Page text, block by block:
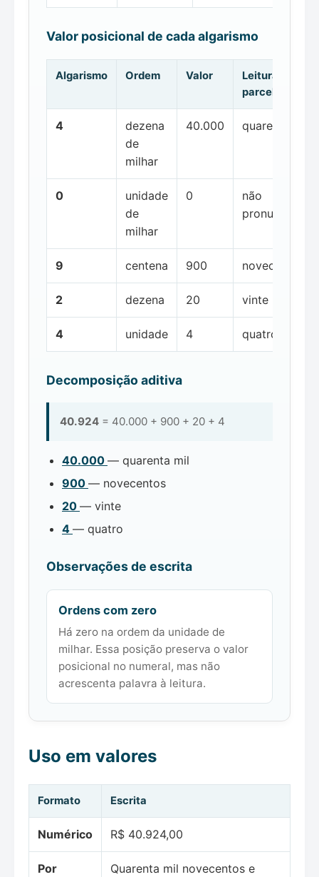
Valor posicional de cada algarismo
Algarismo Ordem Valor
Leitura da
parcela
4
dezena
de
milhar
40.000 quarenta mil
0
unidade
de
milhar
0
não
pronunciada
9 centena 900 novecentos
2 dezena 20 vinte
4 unidade 4 quatro
Decomposição aditiva
40.924 = 40.000 + 900 + 20 + 4
40.000 — quarenta mil
900 — novecentos
20 — vinte
4 — quatro
Observações de escrita
Ordens com zero
Há zero na ordem da unidade de
milhar. Essa posição preserva o valor
posicional no numeral, mas não
acrescenta palavra à leitura.
Uso em valores
Formato Escrita
Numérico R$ 40.924,00
Por
Quarenta mil novecentos e